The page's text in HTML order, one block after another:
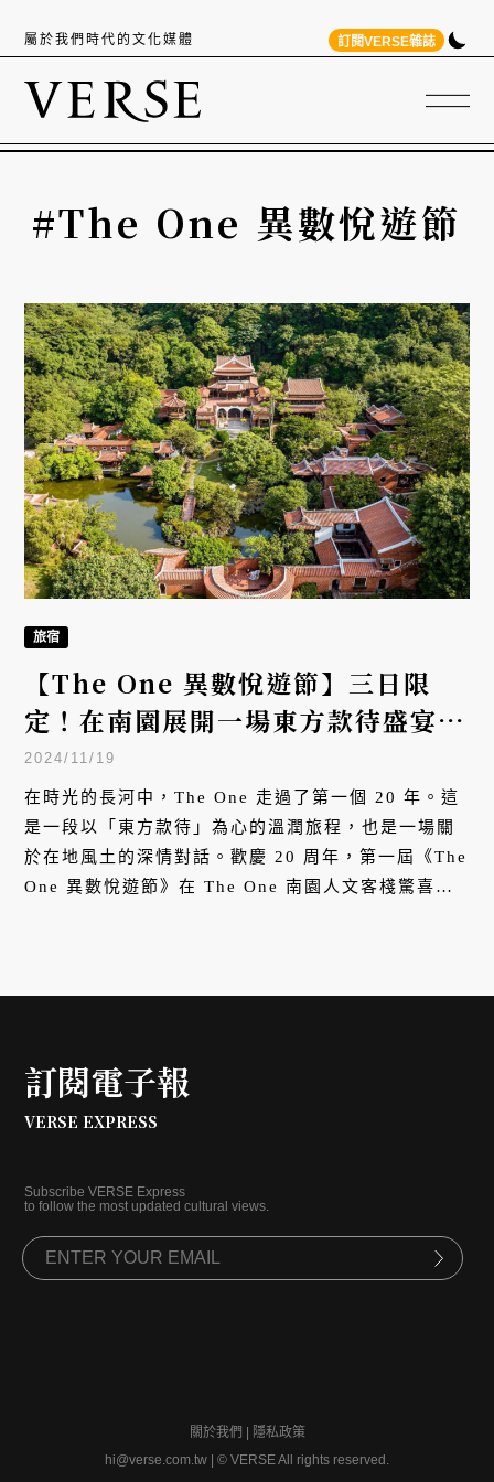
屬於我們時代的文化媒體 訂閱VERSE雜誌
#The One 異數悅遊節
旅宿
【The One 異數悅遊節】三日限
定！在南園展開一場東方款待盛宴
——五感六覺的文化影響力之旅
2024/11/19
在時光的長河中，The One 走過了第一個 20 年。這
是一段以「東方款待」為心的溫潤旅程，也是一場關
於在地風土的深情對話。歡慶 20 周年，第一屆《The
One 異數悅遊節》在 The One 南園人文客棧驚喜展
訂閱電子報
VERSE EXPRESS
Subscribe VERSE Express
to follow the most updated cultural views.
關於我們
隱私政策
hi@verse.com.tw
© VERSE All rights reserved.